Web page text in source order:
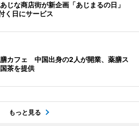
じな商店街が新企画「あじまるの日」
く日にサービス
カフェ 中国出身の2人が開業、薬膳ス
茶を提供
もっと見る